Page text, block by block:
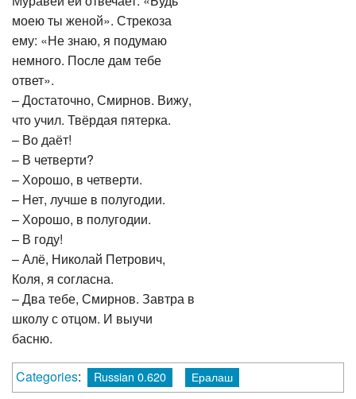
моею ты женой». Стрекоза
ему: «Не знаю, я подумаю
немного. После дам тебе
ответ».
– Достаточно, Смирнов. Вижу,
что учил. Твёрдая пятерка.
– Во даёт!
– В четверти?
– Хорошо, в четверти.
– Нет, лучше в полугодии.
– Хорошо, в полугодии.
– В году!
– Алё, Николай Петрович,
Коля, я согласна.
– Два тебе, Смирнов. Завтра в
школу с отцом. И выучи
басню.
Categories: Russian 0.620 Ералаш